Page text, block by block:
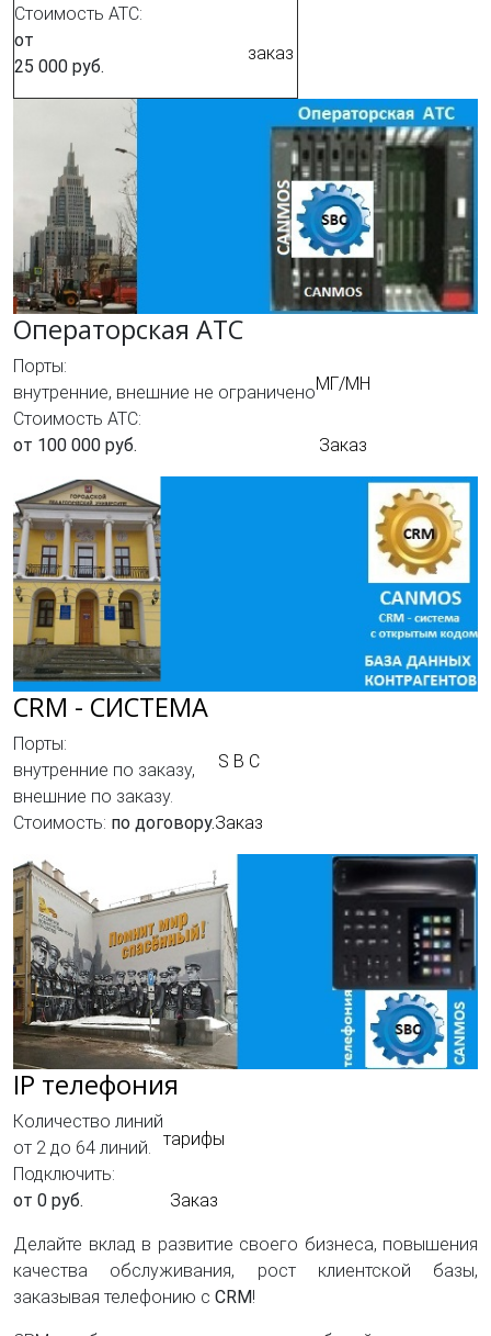
Стоимость АТС:
от
25 000 руб.
заказ
Операторская АТС
Порты:
внутренние, внешние не ограничено
Стоимость АТС:
от 100 000 руб.
МГ/МН
Заказ
CRM - СИСТЕМА
Порты:
внутренние по заказу,
внешние по заказу.
Стоимость: по договору.
S B C
Заказ
IP телефония
Количество линий
от 2 до 64 линий.
Подключить:
от 0 руб.
тарифы
Заказ
Делайте вклад в развитие своего бизнеса, повышения
качества обслуживания, рост клиентской базы,
заказывая телефонию с CRM!